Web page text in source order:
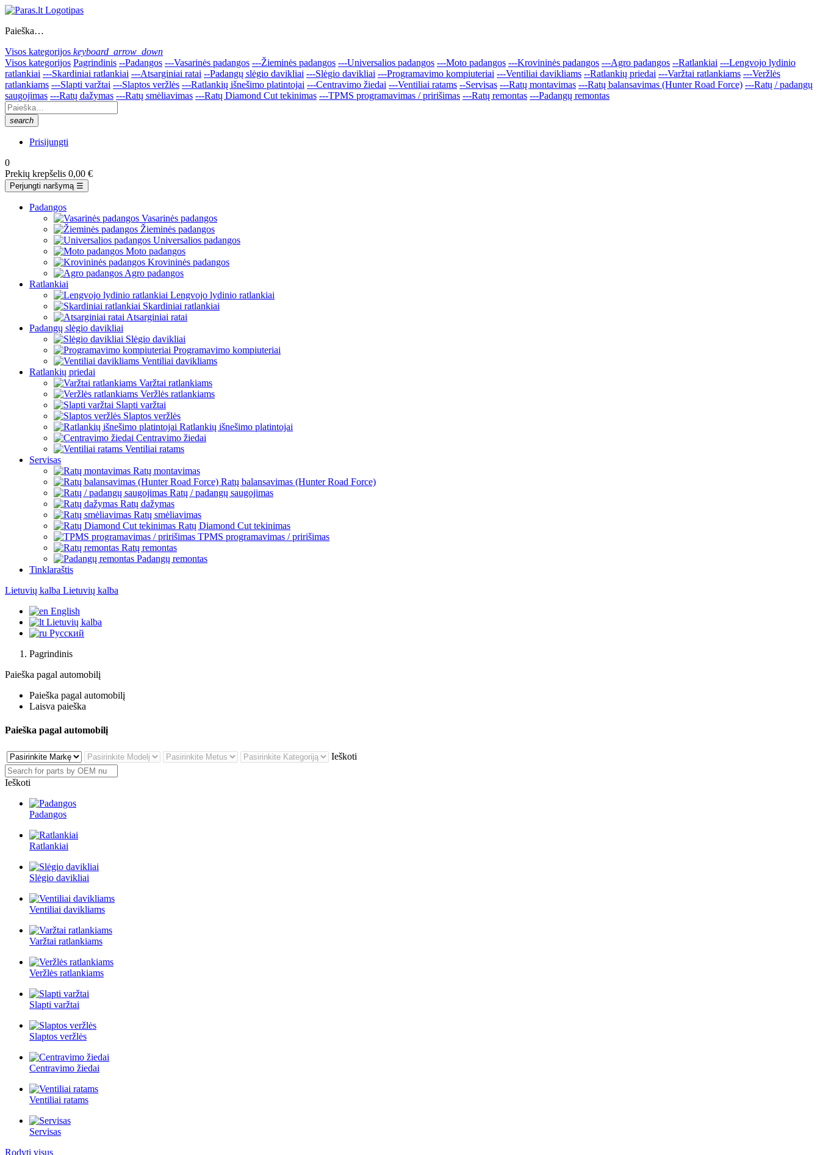
Paieška…
Visos kategorijos keyboard_arrow_down
Visos kategorijos Pagrindinis --Padangos ---Vasarinės padangos ---Žieminės padangos ---Universalios padangos ---Moto padangos ---Krovininės padangos ---Agro padangos --Ratlankiai ---Lengvojo lydinio
ratlankiai ---Skardiniai ratlankiai ---Atsarginiai ratai --Padangų slėgio davikliai ---Slėgio davikliai ---Programavimo kompiuteriai ---Ventiliai davikliams --Ratlankių priedai ---Varžtai ratlankiams ---Veržlės
ratlankiams ---Slapti varžtai ---Slaptos veržlės ---Ratlankių išnešimo platintojai ---Centravimo žiedai ---Ventiliai ratams --Servisas ---Ratų montavimas ---Ratų balansavimas (Hunter Road Force) ---Ratų / padangų
saugojimas ---Ratų dažymas ---Ratų smėliavimas ---Ratų Diamond Cut tekinimas ---TPMS programavimas / pririšimas ---Ratų remontas ---Padangų remontas
search
Prisijungti
0
Prekių krepšelis 0,00 €
Perjungti naršymą ☰
Padangos
Vasarinės padangos
Žieminės padangos
Universalios padangos
Moto padangos
Krovininės padangos
Agro padangos
Ratlankiai
Lengvojo lydinio ratlankiai
Skardiniai ratlankiai
Atsarginiai ratai
Padangų slėgio davikliai
Slėgio davikliai
Programavimo kompiuteriai
Ventiliai davikliams
Ratlankių priedai
Varžtai ratlankiams
Veržlės ratlankiams
Slapti varžtai
Slaptos veržlės
Ratlankių išnešimo platintojai
Centravimo žiedai
Ventiliai ratams
Servisas
Ratų montavimas
Ratų balansavimas (Hunter Road Force)
Ratų / padangų saugojimas
Ratų dažymas
Ratų smėliavimas
Ratų Diamond Cut tekinimas
TPMS programavimas / pririšimas
Ratų remontas
Padangų remontas
Tinklaraštis
Lietuvių kalba Lietuvių kalba
English
Lietuvių kalba
Русский
Pagrindinis
Paieška pagal automobilį
Paieška pagal automobilį
Laisva paieška
Paieška pagal automobilį
Ieškoti
Ieškoti
Padangos
Ratlankiai
Slėgio davikliai
Ventiliai davikliams
Varžtai ratlankiams
Veržlės ratlankiams
Slapti varžtai
Slaptos veržlės
Centravimo žiedai
Ventiliai ratams
Servisas
Rodyti visus